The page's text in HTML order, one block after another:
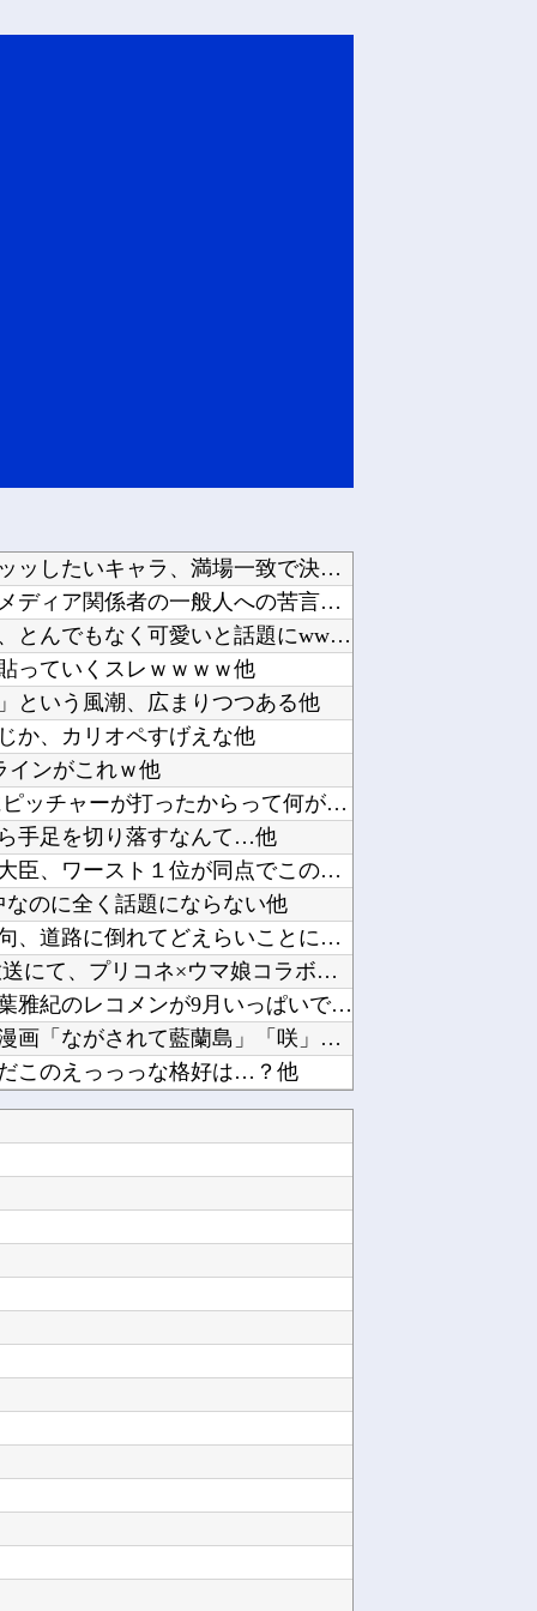
【悲報】クレヨンしんちゃんでエッッッしたいキャラ、満場一致で決まるｗｗｗｗｗｗｗｗｗｗ他
「今日のお前らが言うな大賞？」とメディア関係者の一般人への苦言にツッコミ殺到、被災地の避難...
【画像】深田恭子さん（43）の私服、とんでもなく可愛いと話題にwww他
っていくスレｗｗｗｗ他
という風潮、広まりつつある他
か、カリオペすげえな他
インがこれｗ他
AHRA「DH導入が遅すぎる、たまにピッチャーが打ったからって何が面白いんだよ」他
手足を切り落すなんて…他
【ニュース】日本をダメにした総理大臣、ワースト１位が同点でこの人ｗｗｗｗｗｗ他
なのに全く話題にならない他
【悲報】女さん、歩行者を轢いた挙句、道路に倒れてどえらいことになってしまうw w w w ...
【ウマ娘】プリコネ8.5周年直前生放送にて、プリコネ×ウマ娘コラボの開催について告知が！？...
【悲報】嵐の活動休止の影響か…相葉雅紀のレコメンが9月いっぱいで終了へ他
いまだに続いていると聞いてビビる漫画「ながされて藍蘭島」「咲」「らき☆すた」他
このえっっっな格好は…？他
リGPに出演！！！！他
エッチしたいキャラ【画像】他
岸田文雄「日米の為替介入は一時しのぎに過ぎない。私なら円を強くすることが出来る」他
海外「日本は戦勝国なんだよ」 戦後の日本人の特別な生き様に各国から称賛の声他
【にじさんじ】ソフィ「８８８✨ ぞろ目ってなんか嬉しくなるよね！！」他
ブンレンジ「RE-WF187」他
どどうなんだ？他